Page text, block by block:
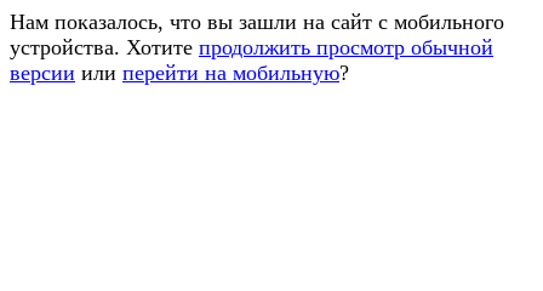
Нам показалось, что вы зашли на сайт с мобильного
устройства. Хотите продолжить просмотр обычной
версии или перейти на мобильную?